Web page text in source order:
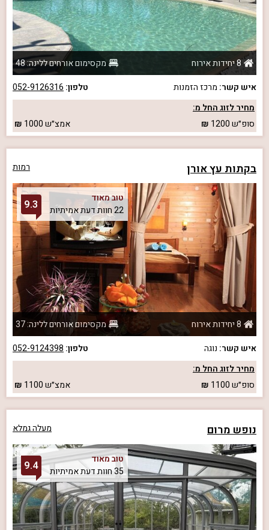
8 יחידות אירוח
מקסימום אורחים ללינה: 48
איש קשר: מרכז הזמנות טלפון: 052-9126316
מחיר לזוג החל מ:
סופ״ש1200 אמצ״ש1000
בקתות עץ אורן רמות
טוב מאוד
22 חוות דעת אמיתיות
9.3
8 יחידות אירוח
מקסימום אורחים ללינה: 37
איש קשר: נוגה טלפון: 052-9124398
מחיר לזוג החל מ:
סופ״ש1100 אמצ״ש1100
נופש מרום מעלה גמלא
טוב מאוד
35 חוות דעת אמיתיות
9.4